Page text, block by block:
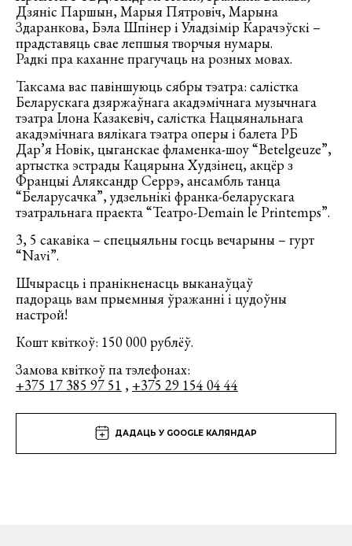
Дзяніс Паршын, Марыя Пятровіч, Марына
Здаранкова, Бэла Шпінер і Уладзімір Карачэўскі –
прадставяць свае лепшыя творчыя нумары.
Радкі пра каханне прагучаць на розных мовах.
Таксама вас павіншуюць сябры тэатра: салістка
Беларускага дзяржаўнага акадэмічнага музычнага
тэатра Ілона Казакевіч, салістка Нацыянальнага
акадэмічнага вялікага тэатра оперы і балета РБ
Дар’я Новік, цыганскае фламенка-шоу “Betelgeuze”,
артыстка эстрады Кацярына Худзінец, акцёр з
Францыі Аляксандр Серрэ, ансамбль танца
“Беларусачка”, удзельнікі франка-беларускага
тэатральнага праекта “Театро-Demain le Printemps”.
3, 5 сакавіка – спецыяльны госць вечарыны – гурт
“Navi”.
Шчырасць і пранікненасць выканаўцаў
падораць вам прыемныя ўражанні і цудоўны
настрой!
Кошт квіткоў: 150 000 рублёў.
Замова квіткоў па тэлефонах:
+375 17 385 97 51 ,+375 29 154 04 44
ДАДАЦЬ У GOOGLE КАЛЯНДАР